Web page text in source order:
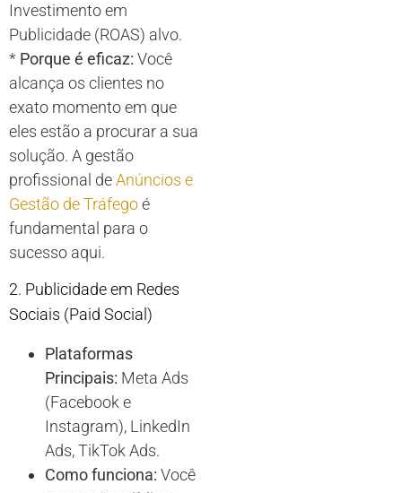
Investimento em
Publicidade (ROAS) alvo.
* Porque é eficaz: Você
alcança os clientes no
exato momento em que
eles estão a procurar a sua
solução. A gestão
profissional deAnúncios e
Gestão de Tráfegoé
fundamental para o
sucesso aqui.
2. Publicidade em Redes
Sociais (Paid Social)
Plataformas
Principais: Meta Ads
(Facebook e
Instagram), LinkedIn
Ads, TikTok Ads.
Como funciona: Você